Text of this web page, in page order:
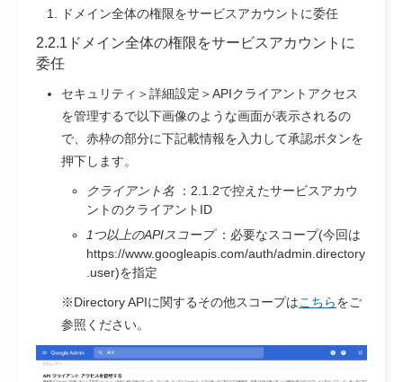
ドメイン全体の権限をサービスアカウントに委任
2.2.1ドメイン全体の権限をサービスアカウントに
委任
セキュリティ＞詳細設定＞APIクライアントアクセス
を管理するで以下画像のような画面が表示されるの
で、赤枠の部分に下記載情報を入力して承認ボタンを
押下します。
クライアント名 ：2.1.2で控えたサービスアカウ
ントのクライアントID
1つ以上のAPIスコープ：必要なスコープ(今回は
https://www.googleapis.com/auth/admin.directory
.user)を指定
※Directory APIに関するその他スコープはこちらをご
参照ください。